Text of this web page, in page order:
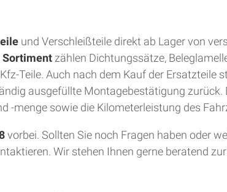
und Verschleißteile direkt ab Lager von
Sortiment zählen Dichtungssätze,
Teile. Auch nach dem Kauf der Ersatzteile
ausgefüllte Montagebestätigung
-menge sowie die Kilometerleistung des
vorbei. Sollten Sie noch Fragen haben oder
Wir stehen Ihnen gerne beratend